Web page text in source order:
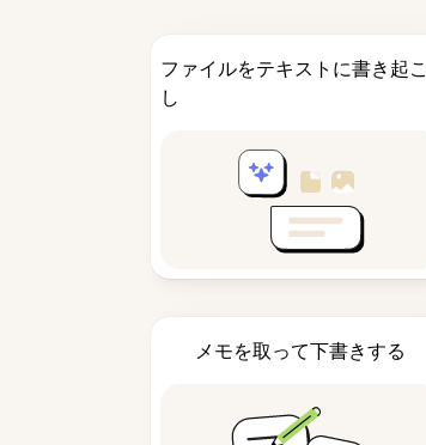
ファイルをテキストに書き起こ
し
メモを取って下書きする